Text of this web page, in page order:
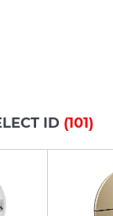
ID (101)